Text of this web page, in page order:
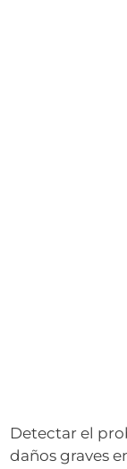
Detectar el
daños graves